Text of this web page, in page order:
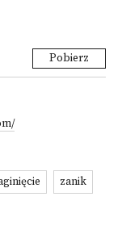
Pobierz
zanik